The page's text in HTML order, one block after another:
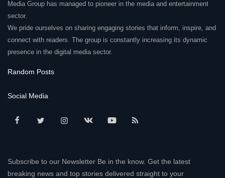
Media Group has managed to pioneer in the media and entertainment
sector.
We pride ourselves on sharing engaging stories that inform, inspire, and
connect with readers. The group is constantly increasing its dynamic
presence in the digital media sector.
Random Posts
Social Media
Subscribe to our Newsletter Be in the know. Get the latest
breaking news and top stories delivered straight to your